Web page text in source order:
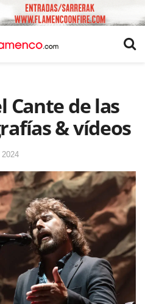
Cante de las
& vídeos